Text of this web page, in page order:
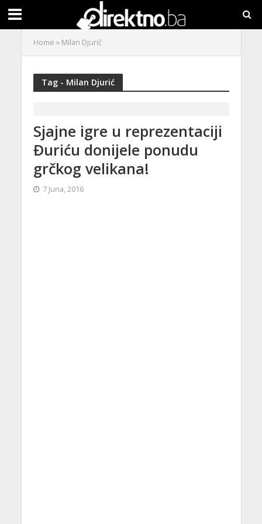
Home » Milan Djurić
Tag - Milan Djurić
Sjajne igre u reprezentaciji
Đuriću donijele ponudu
grčkog velikana!
7 Juna, 2016